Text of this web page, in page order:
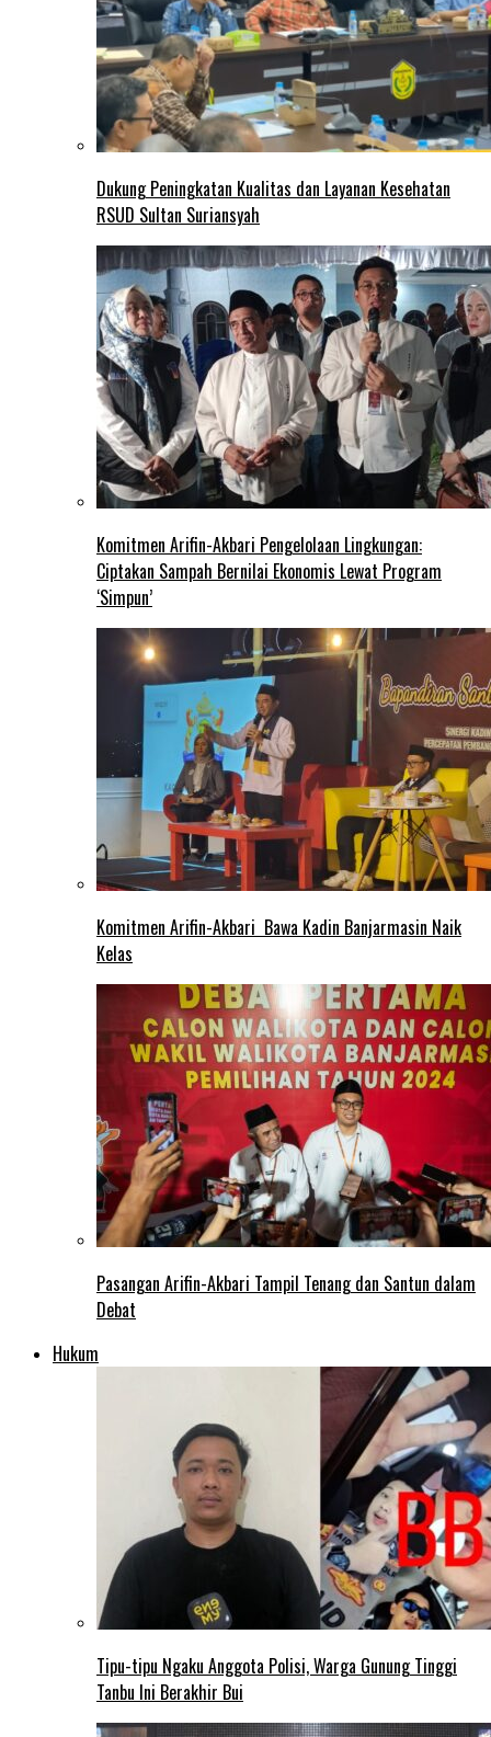
Dukung Peningkatan Kualitas dan Layanan Kesehatan
RSUD Sultan Suriansyah
Komitmen Arifin-Akbari Pengelolaan Lingkungan:
Ciptakan Sampah Bernilai Ekonomis Lewat Program
‘Simpun’
Komitmen Arifin-Akbari Bawa Kadin Banjarmasin Naik
Kelas
Pasangan Arifin-Akbari Tampil Tenang dan Santun dalam
Debat
Hukum
Tipu-tipu Ngaku Anggota Polisi, Warga Gunung Tinggi
Tanbu Ini Berakhir Bui